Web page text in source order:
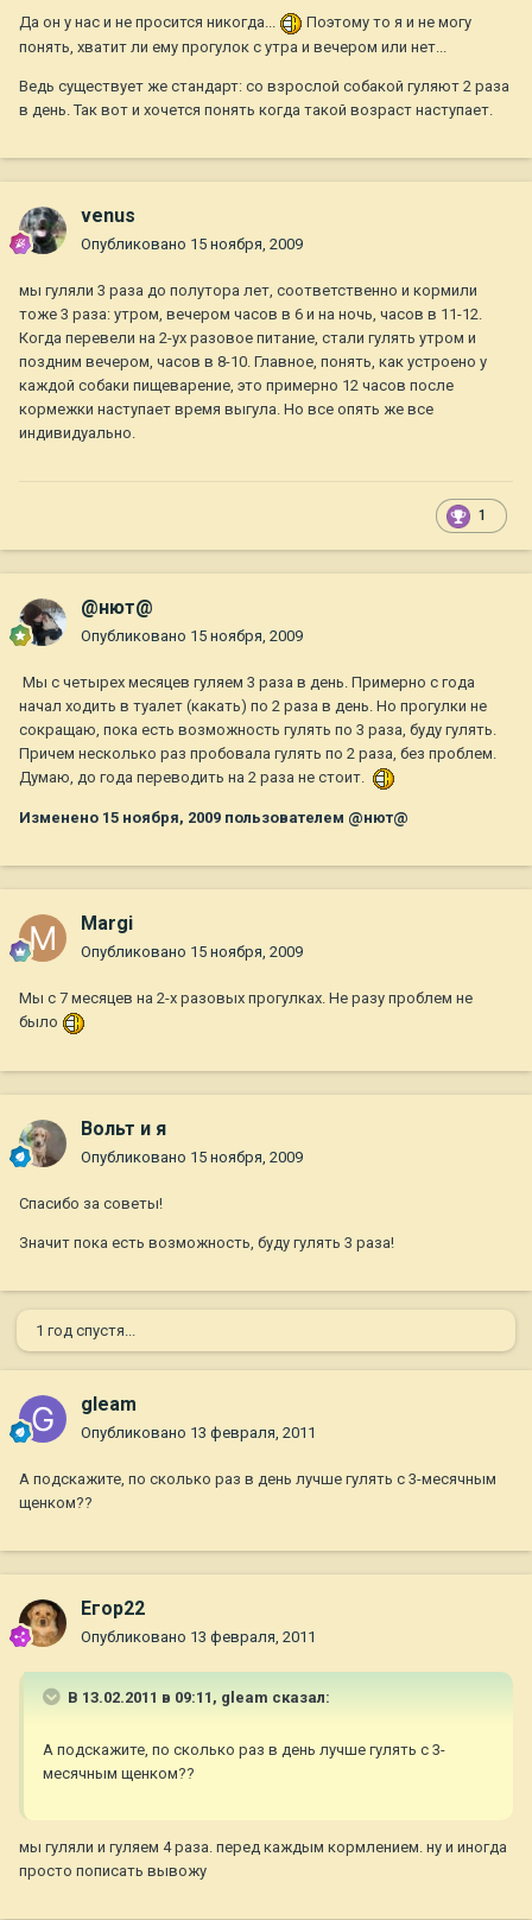
Да он у нас и не просится никогда...
Поэтому то я и не могу
понять, хватит ли ему прогулок с утра и вечером или нет...
Ведь существует же стандарт: со взрослой собакой гуляют 2 раза
в день. Так вот и хочется понять когда такой возраст наступает.
venus
Опубликовано 15 ноября, 2009
мы гуляли 3 раза до полутора лет, соответственно и кормили
тоже 3 раза: утром, вечером часов в 6 и на ночь, часов в 11-12.
Когда перевели на 2-ух разовое питание, стали гулять утром и
поздним вечером, часов в 8-10. Главное, понять, как устроено у
каждой собаки пищеварение, это примерно 12 часов после
кормежки наступает время выгула. Но все опять же все
индивидуально.
1
@нют@
Опубликовано 15 ноября, 2009
Мы с четырех месяцев гуляем 3 раза в день. Примерно с года
начал ходить в туалет (какать) по 2 раза в день. Но прогулки не
сокращаю, пока есть возможность гулять по 3 раза, буду гулять.
Причем несколько раз пробовала гулять по 2 раза, без проблем.
Думаю, до года переводить на 2 раза не стоит.
Изменено 15 ноября, 2009 пользователем @нют@
Margi
Опубликовано 15 ноября, 2009
Мы с 7 месяцев на 2-х разовых прогулках. Не разу проблем не
было
Вольт и я
Опубликовано 15 ноября, 2009
Спасибо за советы!
Значит пока есть возможность, буду гулять 3 раза!
1 год спустя...
gleam
Опубликовано 13 февраля, 2011
А подскажите, по сколько раз в день лучше гулять с 3-месячным
щенком??
Егор22
Опубликовано 13 февраля, 2011
В 13.02.2011 в 09:11, gleam сказал:
А подскажите, по сколько раз в день лучше гулять с 3-
месячным щенком??
мы гуляли и гуляем 4 раза. перед каждым кормлением. ну и иногда
просто пописать вывожу